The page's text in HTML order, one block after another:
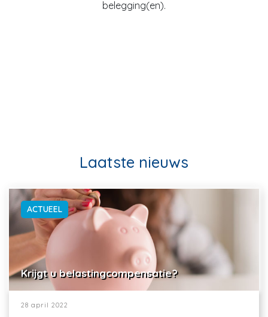
belegging(en).
Laatste nieuws
ACTUEEL
Krijgt u belastingcompensatie?
28 april 2022